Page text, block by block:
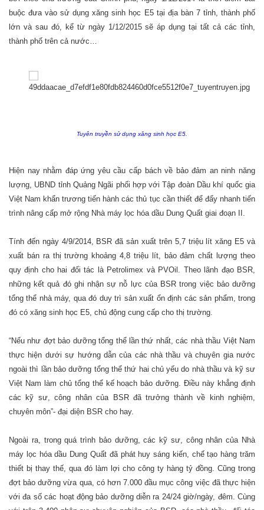
buộc đưa vào sử dụng xăng sinh học E5 tại địa bàn 7 tỉnh, thành phố
lớn và sau đó, kể từ ngày 1/12/2015 sẽ áp dụng tại tất cả các tỉnh,
thành phố trên cả nước…
Tuyên truyền sử dụng xăng sinh học E5.
Hiện nay nhằm đáp ứng yêu cầu cấp bách về bảo đảm an ninh năng
lượng, UBND tỉnh Quảng Ngãi phối hợp với Tập đoàn Dầu khí quốc gia
Việt Nam khẩn trương tiến hành các thủ tục cần thiết để đẩy nhanh tiến
trình nâng cấp mở rộng Nhà máy lọc hóa dầu Dung Quất giai đoạn II.
Tính đến ngày 4/9/2014, BSR đã sản xuất trên 5,7 triệu lít xăng E5 và
xuất bán ra thị trường khoảng 4,8 triệu lít, bảo đảm chất lượng theo
quy định cho hai đối tác là Petrolimex và PVOil. Theo lãnh đạo BSR,
những kết quả đó ghi nhận sự nỗ lực của BSR trong việc bảo dưỡng
tổng thể nhà máy, qua đó duy trì sản xuất ổn định các sản phẩm, trong
đó có xăng sinh học E5, chủ động cung cấp cho thị trường.
“Nếu như đợt bảo dưỡng tổng thể lần thứ nhất, các nhà thầu Việt Nam
thực hiện dưới sự hướng dẫn của các nhà thầu và chuyên gia nước
ngoài thì lần bảo dưỡng tổng thể thứ hai chủ yếu do nhà thầu và kỹ sư
Việt Nam làm chủ tổng thể kế hoạch bảo dưỡng. Điều này khẳng định
các kỹ sư, công nhân của BSR đã trưởng thành về kinh nghiệm,
chuyên môn”- đại diện BSR cho hay.
Ngoài ra, trong quá trình bảo dưỡng, các kỹ sư, công nhân của Nhà
máy lọc hóa dầu Dung Quất đã phát huy sáng kiến, chế tạo hàng trăm
thiết bị thay thế, qua đó làm lợi cho công ty hàng tỷ đồng. Cũng trong
đợt bảo dưỡng vừa qua, có hơn 7.000 đầu mục công việc đã thực hiện
với đa số các hoạt động bảo dưỡng diễn ra 24/24 giờ/ngày, đêm. Cùng